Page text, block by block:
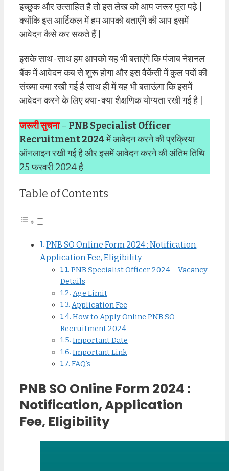
इच्छुक और उत्साहित है तो इस लेख को आप जरूर पूरा पढ़े |
क्योंकि इस आर्टिकल में हम आपको बताएँगे की आप इसमें
आवेदन कैसे कर सकते हैं |
इसके साथ-साथ हम आपको यह भी बताएंगे कि पंजाब नेशनल
बैंक में आवेदन कब से शुरू होगा और इस वैकेंसी में कुल पदों की
संख्या क्या रखी गई है साथ ही में यह भी बताऊंगा कि इसमें
आवेदन करने के लिए क्या-क्या शैक्षणिक योग्यता रखी गई है |
जरूरी सुचना– PNB Specialist Officer
Recruitment 2024में आवेदन करने की प्रक्रिया
ऑनलाइन रखी गई है और इसमें आवेदन करने की अंतिम तिथि
25 फरवरी 2024 है
Table of Contents
PNB SO Online Form 2024 : Notification,
Application Fee, Eligibility
PNB Specialist Officer 2024 – Vacancy
Details
Age Limit
Application Fee
How to Apply Online PNB SO
Recruitment 2024
Important Date
Important Link
FAQ’s
PNB SO Online Form 2024 :
Notification, Application
Fee, Eligibility